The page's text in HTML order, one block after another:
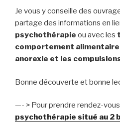
Je vous y conseille des
partage des informations en
psychothérapie ou avec les
comportement alimentaire
anorexie et les
Bonne découverte et bonne
—- > Pour prendre rendez-vous
psychothérapie situé au 2